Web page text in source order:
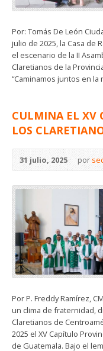
Por: Tomás De León
julio de 2025, la Casa de
el escenario de la II
Claretianos de la
“Caminamos juntos en
CULMINA EL XV
LOS
31 julio, 2025 por
Por P. Freddy Ramírez,
un clima de fraternidad,
Claretianos de
2025 el XV Capítulo
de Guatemala. Bajo el